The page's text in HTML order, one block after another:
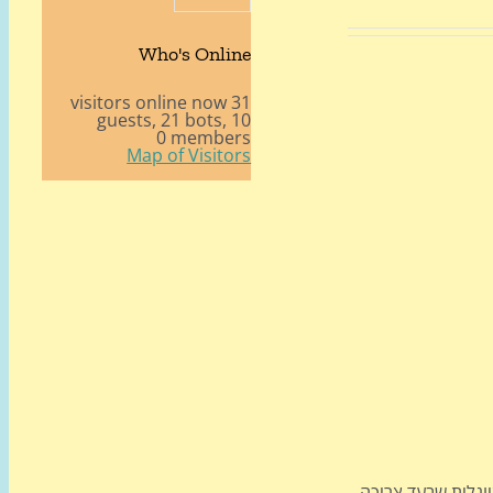
Who's Online
31 visitors online now
10 guests,
21 bots,
0 members
Map of Visitors